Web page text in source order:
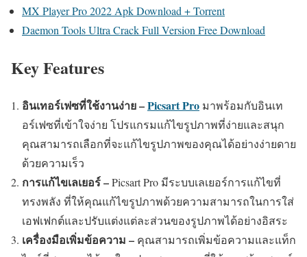
MX Player Pro 2022 Apk Download + Torrent
Daemon Tools Ultra Crack Full Version Free Download
Key Features
อินเทอร์เฟซที่ใช้งานง่าย –Picsart Pro มาพร้อมกับอินเท
อร์เฟซที่เข้าใจง่าย โปรแกรมแก้ไขรูปภาพที่ง่ายและสนุก
คุณสามารถเลือกที่จะแก้ไขรูปภาพของคุณได้อย่างง่ายดาย
ด้วยความเร็ว
การแก้ไขเลเยอร์ –Picsart Pro มีระบบเลเยอร์การแก้ไขที่
ทรงพลัง ที่ให้คุณแก้ไขรูปภาพด้วยความสามารถในการใส่
เอฟเฟกต์และปรับแต่งแต่ละส่วนของรูปภาพได้อย่างอิสระ
เครื่องมือเพิ่มข้อความ – คุณสามารถเพิ่มข้อความและแท็ก